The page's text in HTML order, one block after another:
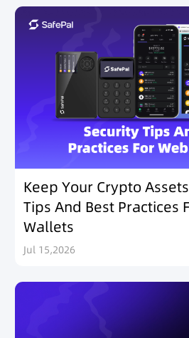
Keep Your Crypto
Tips And Best Practices
Wallets
Jul 15,2026